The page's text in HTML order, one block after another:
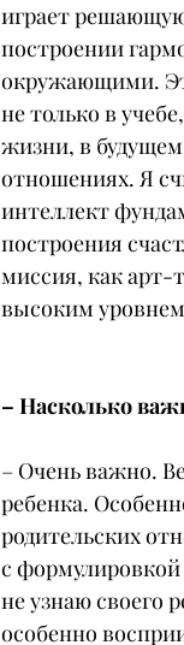
играет
построении
окружающими.
не только в
жизни, в
отношениях. Я
интеллект
построения
миссия, как арт-
высоким
– Насколько
– Очень важно.
ребенка.
родительских
с
не узнаю своего
особенно